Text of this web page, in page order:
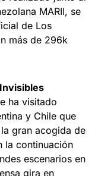
MARIl, se
de Los
más de 296k
ha visitado
y Chile que
gran acogida de
la continuación
escenarios en
gira en